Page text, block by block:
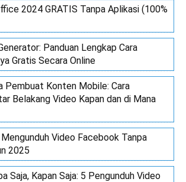
2024 GRATIS Tanpa Aplikasi (100%
Panduan Lengkap Cara
Gratis Secara Online
Pembuat Konten Mobile: Cara
Belakang Video Kapan dan di Mana
Video Facebook Tanpa
2025
Saja, Kapan Saja: 5 Pengunduh Video